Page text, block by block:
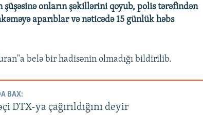
onların şəkillərini qoyub, polis tərəfindən
aparıblar və nəticədə 15 günlük həbs
belə bir hadisənin olmadığı bildirilib.
BAX:
DTX-ya çağırıldığını deyir